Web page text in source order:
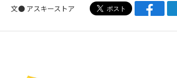
文● アスキーストア